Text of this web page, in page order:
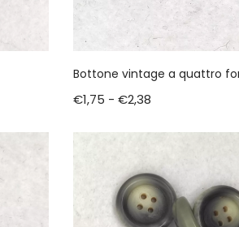
Bottone vintage a quattro
€1,75 - €2,38